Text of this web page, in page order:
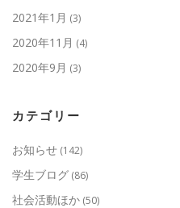
2021年1月 (3)
2020年11月 (4)
2020年9月 (3)
カテゴリー
お知らせ (142)
学生ブログ (86)
社会活動ほか (50)